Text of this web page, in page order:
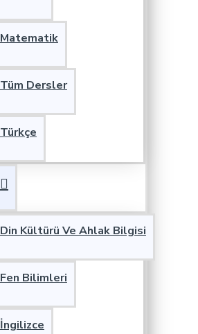
Matematik
Tüm Dersler
Türkçe
Din Kültürü Ve Ahlak Bilgisi
Fen Bilimleri
İngilizce